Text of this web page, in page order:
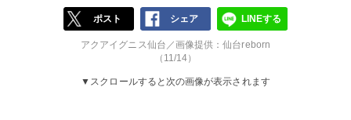
ポスト シェア LINEする
アクアイグニス仙台／画像提供：仙台reborn
（11/14）
▼スクロールすると次の画像が表示されます